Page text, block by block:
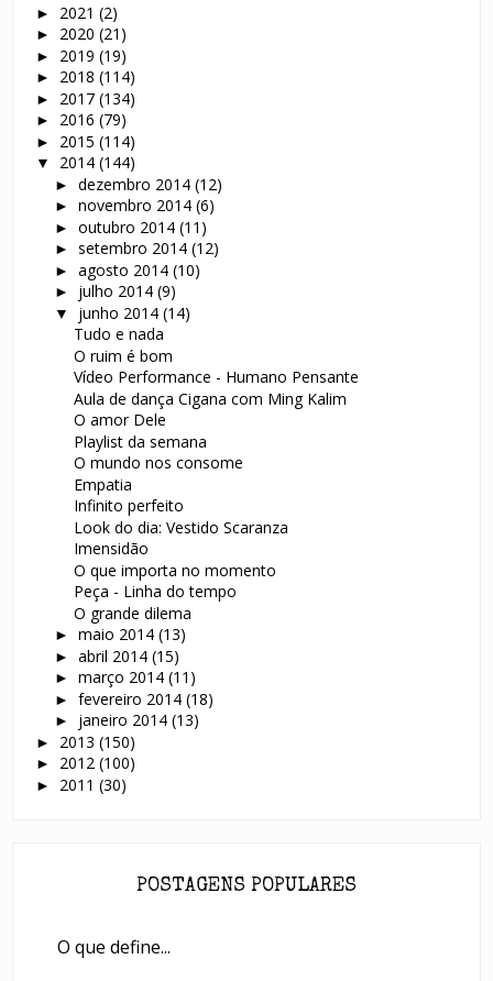
► 2021(2)
► 2020(21)
► 2019(19)
► 2018(114)
► 2017(134)
► 2016(79)
► 2015(114)
▼ 2014(144)
► dezembro 2014 (12)
► novembro 2014 (6)
► outubro 2014 (11)
► setembro 2014 (12)
► agosto 2014 (10)
► julho 2014 (9)
▼ junho 2014 (14)
Tudo e nada
O ruim é bom
Vídeo Performance - Humano Pensante
Aula de dança Cigana com Ming Kalim
O amor Dele
Playlist da semana
O mundo nos consome
Empatia
Infinito perfeito
Look do dia: Vestido Scaranza
Imensidão
O que importa no momento
Peça - Linha do tempo
O grande dilema
► maio 2014 (13)
► abril 2014 (15)
► março 2014 (11)
► fevereiro 2014 (18)
► janeiro 2014 (13)
► 2013(150)
► 2012(100)
► 2011(30)
POSTAGENS POPULARES
O que define...